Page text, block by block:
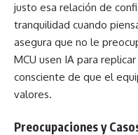
justo esa relación de
tranquilidad cuando
asegura que no le
MCU usen IA para
consciente de que el
valores.
Preocupaciones y